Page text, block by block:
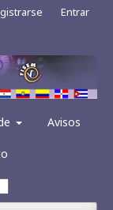
Avisos
Entrar